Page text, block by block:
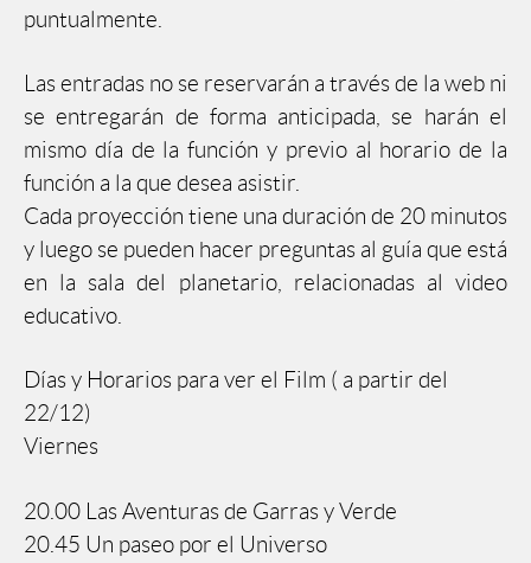
puntualmente.
Las entradas no se reservarán a través de la web ni
se entregarán de forma anticipada, se harán el
mismo día de la función y previo al horario de la
función a la que desea asistir.
Cada proyección tiene una duración de 20 minutos
y luego se pueden hacer preguntas al guía que está
en la sala del planetario, relacionadas al video
educativo.
Días y Horarios para ver el Film ( a partir del
22/12)
Viernes
20.00 Las Aventuras de Garras y Verde
20.45 Un paseo por el Universo